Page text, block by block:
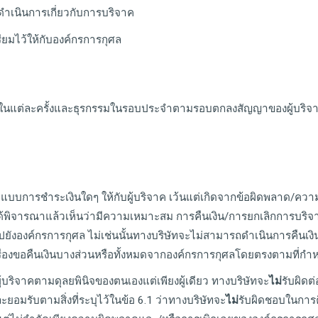
เนินการเกี่ยวกับการบริจาค
มไว้ให้กับองค์กรการกุศล
นแต่ละครั้งและธุรกรรมในรอบประจำตามรอบตกลงสัญญาของผู้บ
บการชำระเงินใดๆ ให้กับผู้บริจาค เว้นแต่เกิดจากข้อผิดพลาด/คว
ารณาแล้วเห็นว่ามีความเหมาะสม การคืนเงิน/การยกเลิกการบริ
องค์กรการกุศล ไม่เช่นนั้นทางบริษัทจะไม่สามารถดำเนินการคืนเ
งขอคืนเงินบางส่วนหรือทั้งหมดจากองค์กรการกุศลโดยตรงตามที่ก
จาคตามดุลยพินิจของตนเองแต่เพียงผู้เดียว ทางบริษัทจะไม่รับผิดต่
อมรับตามสิ่งที่ระบุไว้ในข้อ 6.1 ว่าทางบริษัทจะไม่รับผิดชอบในกา